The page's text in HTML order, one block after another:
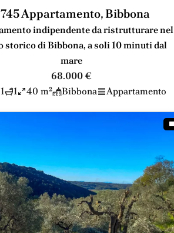
Appartamento, Bibbona
indipendente da ristrutturare nel
storico di Bibbona, a soli 10 minuti dal
mare
68.000 €
1 1 40 m² Bibbona Appartamento